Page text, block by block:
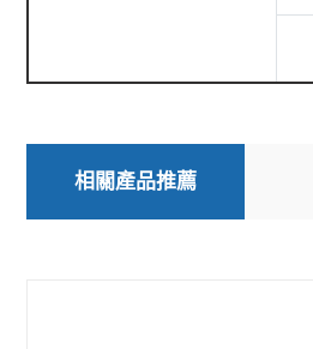
相關產品推薦